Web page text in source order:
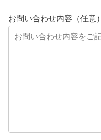
お問い合わせ内容（任意）